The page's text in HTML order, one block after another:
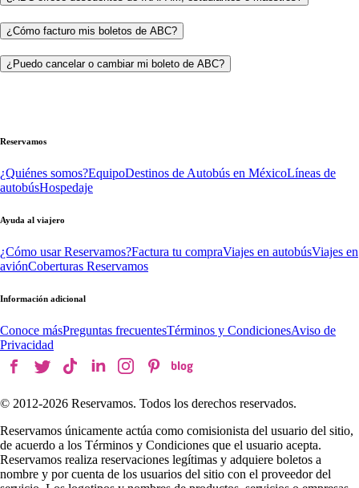
¿Cómo facturo mis boletos de ABC?
¿Puedo cancelar o cambiar mi boleto de ABC?
Reservamos
¿Quiénes somos?EquipoDestinos de Autobús en MéxicoLíneas de
autobúsHospedaje
Ayuda al viajero
¿Cómo usar Reservamos?Factura tu compraViajes en autobúsViajes en
aviónCoberturas Reservamos
Información adicional
Conoce másPreguntas frecuentesTérminos y CondicionesAviso de
Privacidad
© 2012-2026 Reservamos. Todos los derechos reservados.
Reservamos únicamente actúa como comisionista del usuario del sitio,
de acuerdo a los Términos y Condiciones que el usuario acepta.
Reservamos realiza reservaciones legítimas y adquiere boletos a
nombre y por cuenta de los usuarios del sitio con el proveedor del